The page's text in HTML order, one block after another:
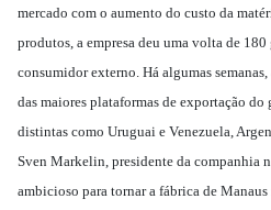
mercado com o aumento do custo da
produtos, a empresa deu uma volta de
consumidor externo. Há algumas
das maiores plataformas de exportação do
distintas como Uruguai e Venezuela,
Sven Markelin, presidente da companhia
ambicioso para tornar a fábrica de Manaus